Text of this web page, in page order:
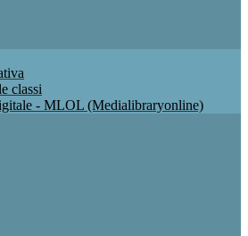
classi
- MLOL (Medialibraryonline)